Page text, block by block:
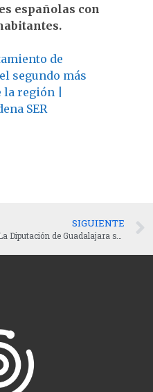
españolas con
de
segundo más
región |
SER
SIGUIENTE
La Diputación de Guadalajara se posiciona como un referente en transparencia tras la publicación del nuevo portal web